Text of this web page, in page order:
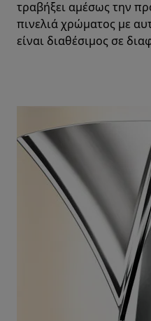
τραβήξει αμέσως την
πινελιά χρώματος με
είναι διαθέσιμος σε